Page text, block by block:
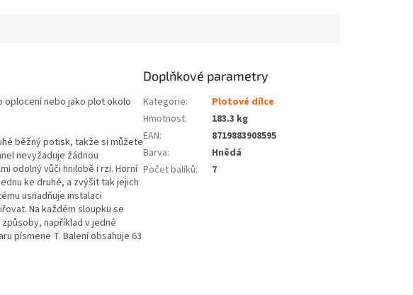
oplocení nebo jako plot okolo
běžný potisk, takže si můžete
nevyžaduje žádnou
odolný vůči hnilobě i rzi. Horní
ke druhé, a zvýšit tak jejich
usnadňuje instalaci
Na každém sloupku se
například v jedné
písmene T. Balení obsahuje 63
Doplňkové parametry
Kategorie:
Plotové dílce
Hmotnost:
183.3 kg
EAN:
8719883908595
Barva:
Hnědá
Počet balíků: 7